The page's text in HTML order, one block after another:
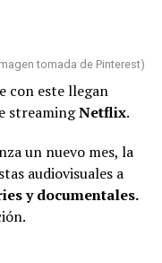
tomada de Pinterest)
con este llegan
streamingNetflix.
un nuevo mes, la
audiovisuales a
y documentales.